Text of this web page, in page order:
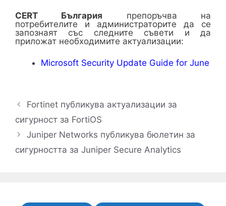
CERT България препоръчва на
потребителите и администраторите да се
запознаят със следните съвети и да
приложат необходимите актуализации:
Microsoft Security Update Guide for June
Fortinet публикува актуализации за
сигурност за FortiOS
Juniper Networks публикува бюлетин за
сигурността за Juniper Secure Analytics